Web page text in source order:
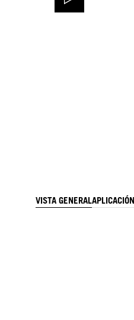
VISTA GENERALAPLICACIÓN